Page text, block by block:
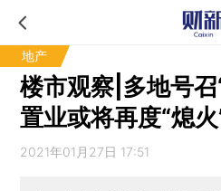
地产
楼市观察|多地号
置业或将再度“熄火
2021年01月27日 17:51